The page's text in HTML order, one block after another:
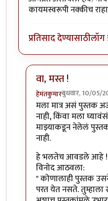
कायमस्वरूपी नक्कीच
प्रतिसाद देण्यासाठीलॉग
वा, मस्त !
हेमंतकुमारबुधवार, 10/05/
In reply toकुमार सर,
मला मात्र असं पुस्तक
नाही, किंवा मला
माझ्याकडून नेलेलं
नाही.
हे भलतेच आवडले आहे !!
विनोद आठवला:
" कोणालाही पुस्तक
परत येत नसते. तुम्हाला